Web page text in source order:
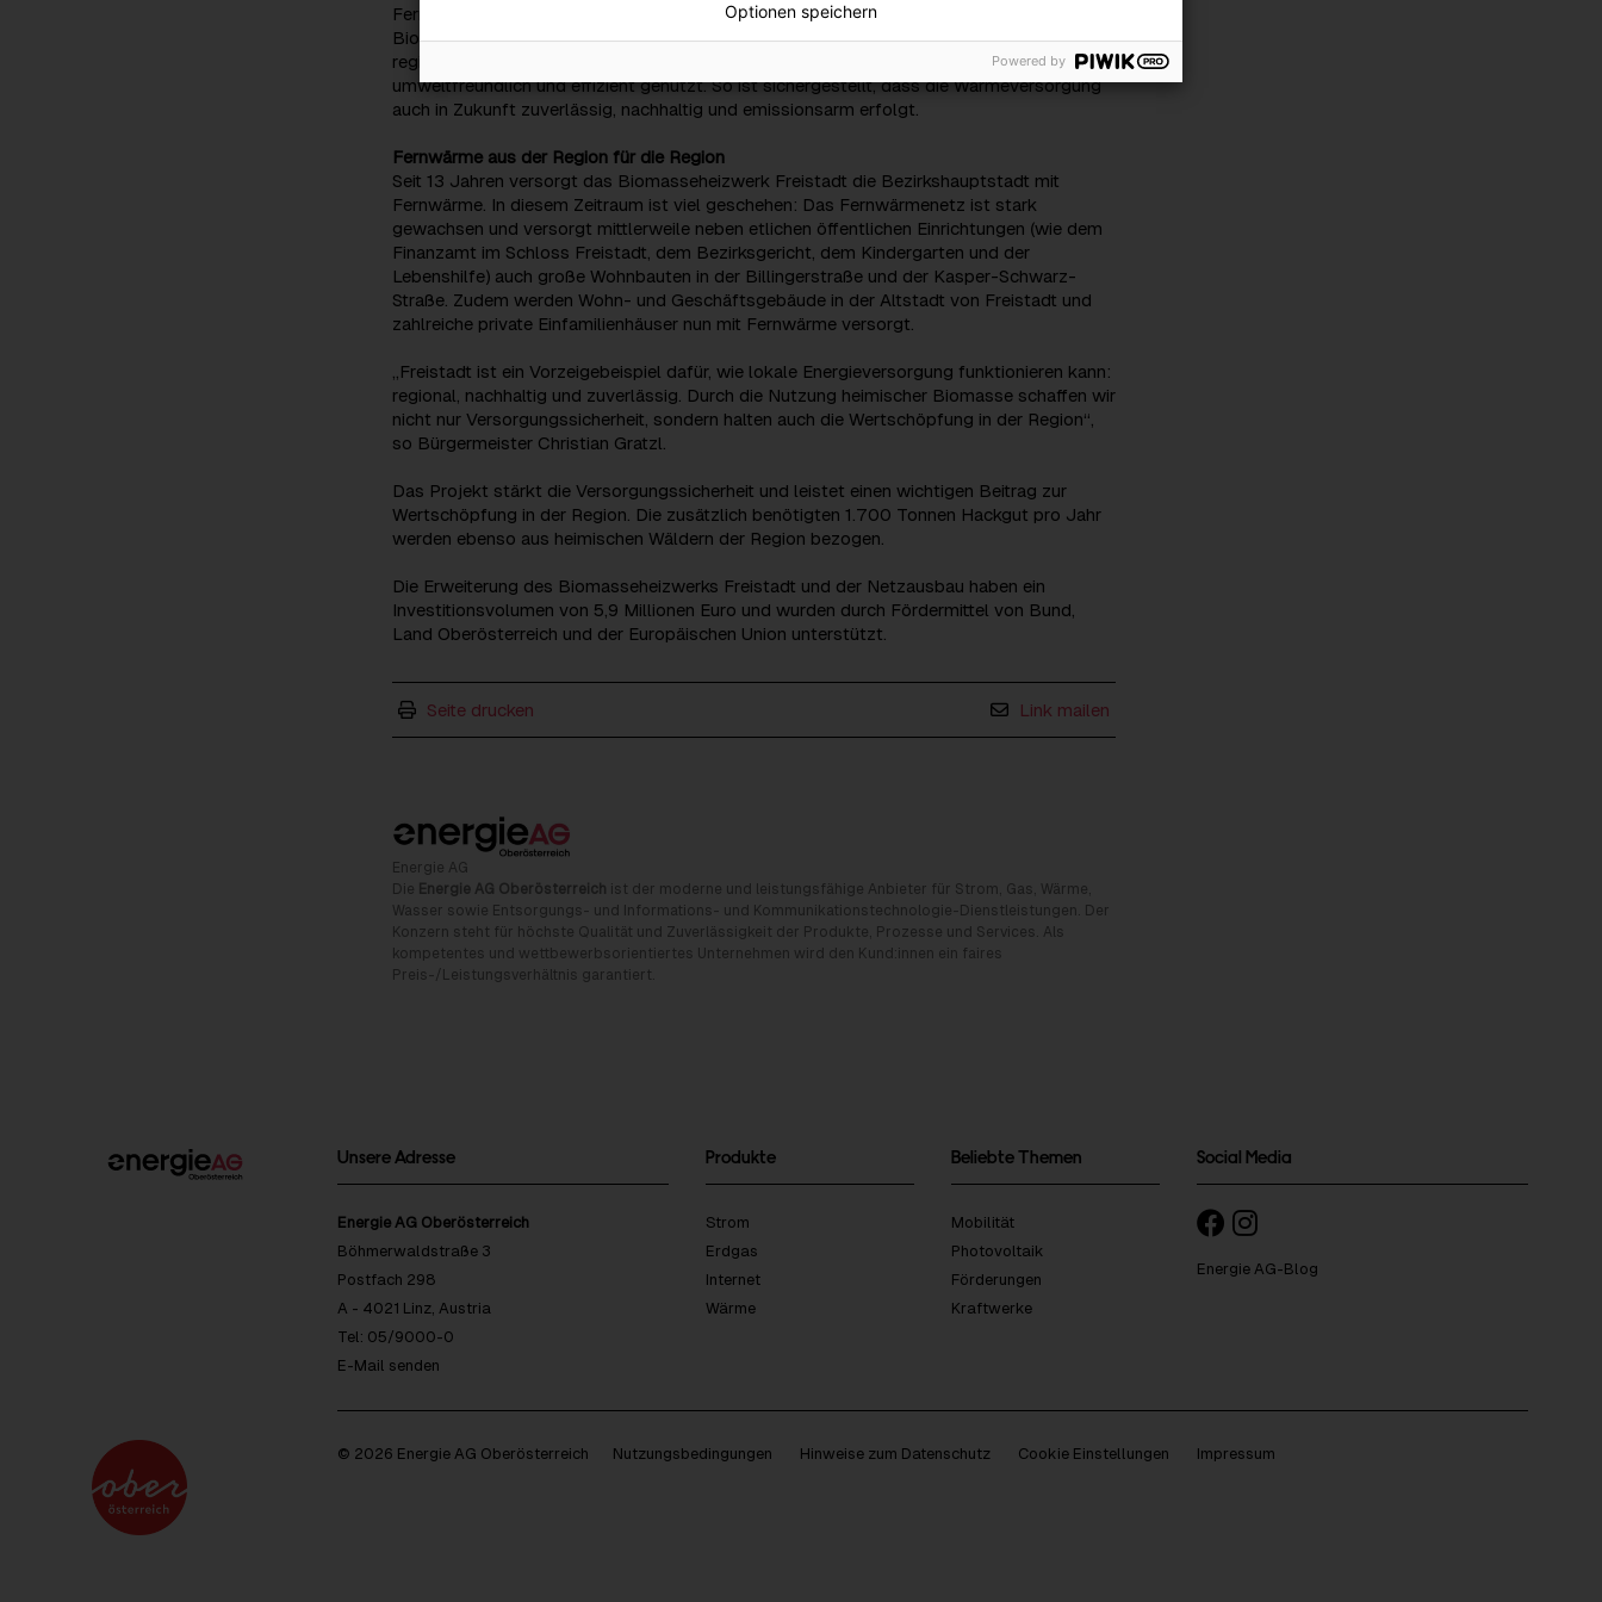
Fernwärmeleitungen. In der Erweiterung kommt eine neue 2.500 kW
Biomassekesselanlage zum Einsatz, die künftig für mehr erneuerbare Wärme aus
regionalen Quellen sorgt. Durch modernste Anlagentechnik wird die Energie besonders
umweltfreundlich und effizient genutzt. So ist sichergestellt, dass die Wärmeversorgung
auch in Zukunft zuverlässig, nachhaltig und emissionsarm erfolgt.
Fernwärme aus der Region für die Region
Seit 13 Jahren versorgt das Biomasseheizwerk Freistadt die Bezirkshauptstadt mit
Fernwärme. In diesem Zeitraum ist viel geschehen: Das Fernwärmenetz ist stark
gewachsen und versorgt mittlerweile neben etlichen öffentlichen Einrichtungen (wie dem
Finanzamt im Schloss Freistadt, dem Bezirksgericht, dem Kindergarten und der
Lebenshilfe) auch große Wohnbauten in der Billingerstraße und der Kasper-Schwarz-
Straße. Zudem werden Wohn- und Geschäftsgebäude in der Altstadt von Freistadt und
zahlreiche private Einfamilienhäuser nun mit Fernwärme versorgt.
„Freistadt ist ein Vorzeigebeispiel dafür, wie lokale Energieversorgung funktionieren kann:
regional, nachhaltig und zuverlässig. Durch die Nutzung heimischer Biomasse schaffen wir
nicht nur Versorgungssicherheit, sondern halten auch die Wertschöpfung in der Region“,
so Bürgermeister Christian Gratzl.
Das Projekt stärkt die Versorgungssicherheit und leistet einen wichtigen Beitrag zur
Wertschöpfung in der Region. Die zusätzlich benötigten 1.700 Tonnen Hackgut pro Jahr
werden ebenso aus heimischen Wäldern der Region bezogen.
Die Erweiterung des Biomasseheizwerks Freistadt und der Netzausbau haben ein
Investitionsvolumen von 5,9 Millionen Euro und wurden durch Fördermittel von Bund,
Land Oberösterreich und der Europäischen Union unterstützt.
Seite drucken Link mailen
Energie AG
Die Energie AG Oberösterreich ist der moderne und leistungsfähige Anbieter für Strom, Gas, Wärme,
Wasser sowie Entsorgungs- und Informations- und Kommunikationstechnologie-Dienstleistungen. Der
Konzern steht für höchste Qualität und Zuverlässigkeit der Produkte, Prozesse und Services. Als
kompetentes und wettbewerbsorientiertes Unternehmen wird den Kund:innen ein faires
Preis-/Leistungsverhältnis garantiert.
Unsere Adresse
Energie AG Oberösterreich
Böhmerwaldstraße 3
Postfach 298
A - 4021 Linz, Austria
Tel: 05/9000-0
E-Mail senden
Produkte
Strom
Erdgas
Internet
Wärme
Beliebte Themen
Mobilität
Photovoltaik
Förderungen
Kraftwerke
Social Media
Energie AG-Blog
© 2026 Energie AG Oberösterreich Nutzungsbedingungen Hinweise zum Datenschutz Cookie Einstellungen Impressum
Optionen speichern
Powered by